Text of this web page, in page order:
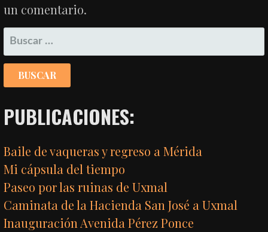
un comentario.
BUSCAR:
PUBLICACIONES:
Baile de vaqueras y regreso a Mérida
Mi cápsula del tiempo
Paseo por las ruinas de Uxmal
Caminata de la Hacienda San José a Uxmal
Inauguración Avenida Pérez Ponce